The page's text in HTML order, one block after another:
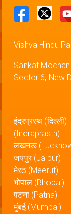
Vishva Hindu
Sankat
Sector 6, New
इंद्रप्रस्थ (दिल्ली)
(Indraprasth)
लखनऊ
जयपुर (Jaipur)
मेरठ (Meerut)
भोपाल (Bhopal)
पटना (Patna)
मुंबई (Mumbai)